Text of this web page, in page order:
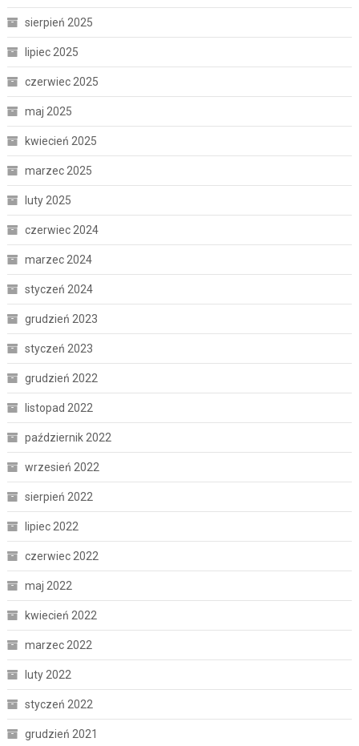
sierpień 2025
lipiec 2025
czerwiec 2025
maj 2025
kwiecień 2025
marzec 2025
luty 2025
czerwiec 2024
marzec 2024
styczeń 2024
grudzień 2023
styczeń 2023
grudzień 2022
listopad 2022
październik 2022
wrzesień 2022
sierpień 2022
lipiec 2022
czerwiec 2022
maj 2022
kwiecień 2022
marzec 2022
luty 2022
styczeń 2022
grudzień 2021